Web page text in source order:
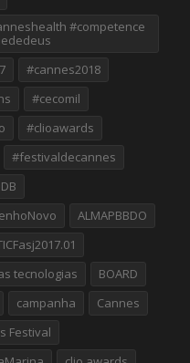
#competence
#cannes2018
#cecomil
#clioawards
#festivaldecannes
ALMAPBBDO
tecnologias
BOARD
campanha
Cannes
Festival